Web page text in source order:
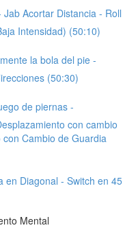
Acortar Distancia - Roll
Intensidad) (50:10)
la bola del pie -
(50:30)
de piernas -
con cambio
Cambio de Guardia
en Diagonal - Switch en 45
Mental